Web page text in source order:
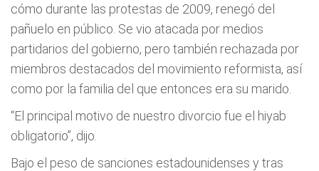
cómo durante las protestas de 2009, renegó del
pañuelo en público. Se vio atacada por medios
partidarios del gobierno, pero también rechazada por
miembros destacados del movimiento reformista, así
como por la familia del que entonces era su marido.
“El principal motivo de nuestro divorcio fue el hiyab
obligatorio”, dijo.
Bajo el peso de sanciones estadounidenses y tras